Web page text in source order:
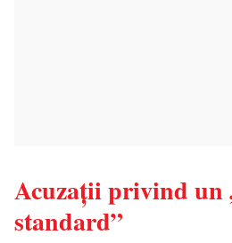
Acuzații privind un
standard”